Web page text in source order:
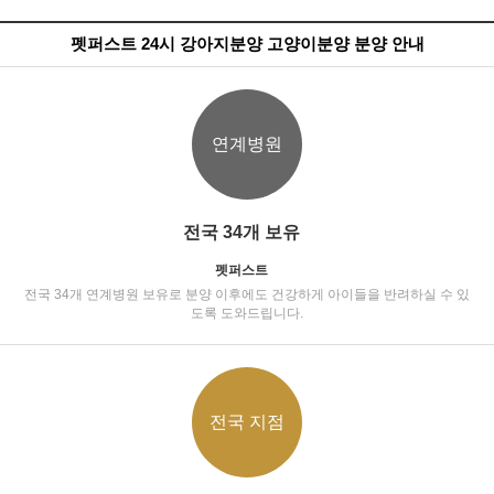
펫퍼스트 24시 강아지분양 고양이분양 분양 안내
연계병원
전국 34개 보유
펫퍼스트
전국 34개 연계병원 보유로 분양 이후에도 건강하게 아이들을 반려하실 수 있
도록 도와드립니다.
전국 지점